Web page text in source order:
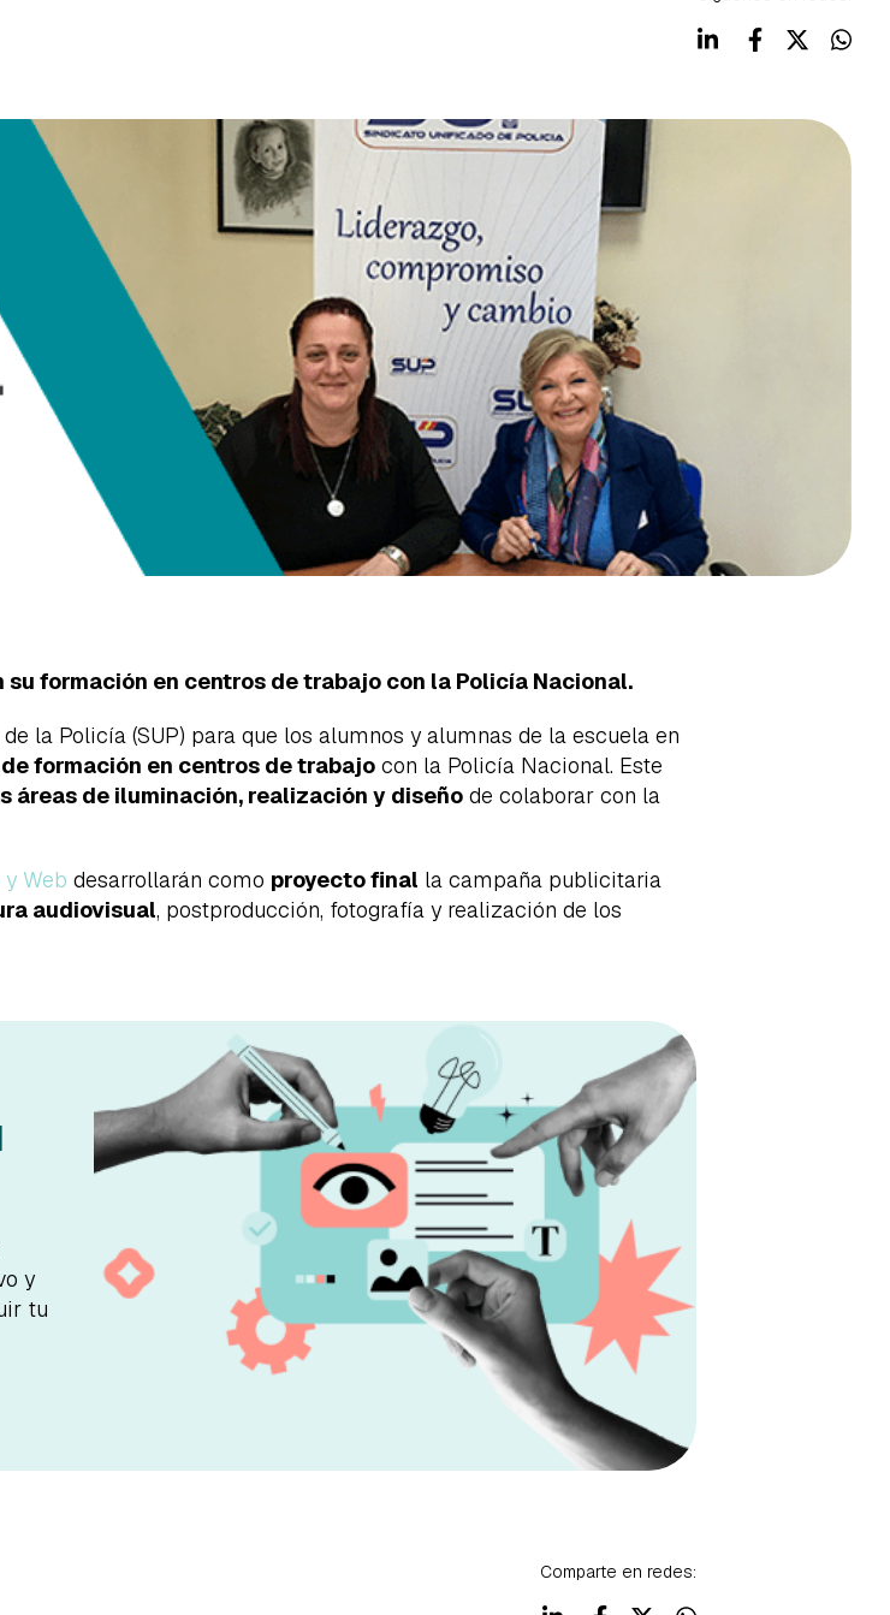
formación en centros de trabajo con la Policía Nacional.
la Policía (SUP) para que los alumnos y alumnas de la escuela en
formación en centros de trabajo con la Policía Nacional. Este
áreas de iluminación, realización y diseño de colaborar con la
Web desarrollarán como proyecto final la campaña publicitaria
audiovisual, postproducción, fotografía y realización de los
y
tu
Comparte en redes: